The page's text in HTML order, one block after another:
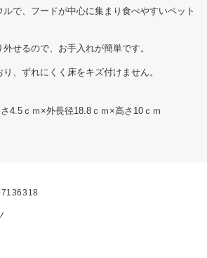
で、フードが中心に集まり食べやすいペット
せるので、お手入れが簡単です。
、ずれにくく床をキズ付けません。
4.5ｃｍ×外長径18.8ｃｍ×高さ10ｃｍ